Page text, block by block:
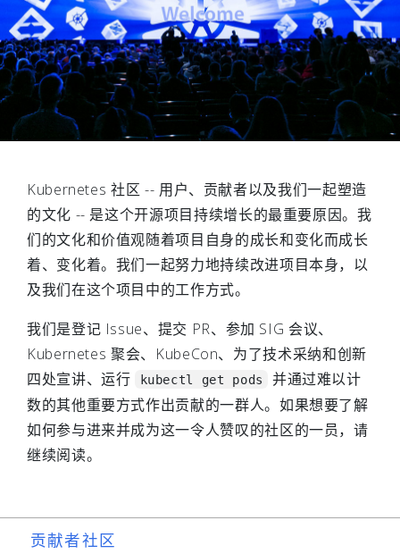
Kubernetes 社区 -- 用户、贡献者以及我们一起塑造
的文化 -- 是这个开源项目持续增长的最重要原因。我
们的文化和价值观随着项目自身的成长和变化而成长
着、变化着。我们一起努力地持续改进项目本身，以
及我们在这个项目中的工作方式。
我们是登记 Issue、提交 PR、参加 SIG 会议、
Kubernetes 聚会、KubeCon、为了技术采纳和创新
四处宣讲、运行
kubectl get pods
并通过难以计
数的其他重要方式作出贡献的一群人。如果想要了解
如何参与进来并成为这一令人赞叹的社区的一员，请
继续阅读。
贡献者社区